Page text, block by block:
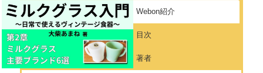
Webon紹介
目次
著者